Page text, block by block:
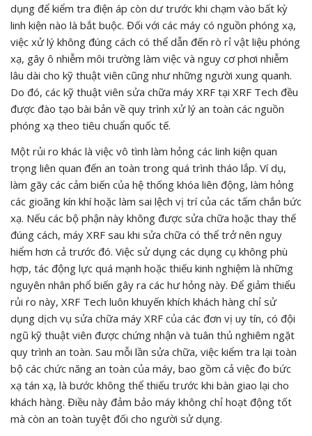
dụng để kiểm tra điện áp còn dư trước khi chạm vào bất kỳ
linh kiện nào là bắt buộc. Đối với các máy có nguồn phóng xạ,
việc xử lý không đúng cách có thể dẫn đến rò rỉ vật liệu phóng
xạ, gây ô nhiễm môi trường làm việc và nguy cơ phơi nhiễm
lâu dài cho kỹ thuật viên cũng như những người xung quanh.
Do đó, các kỹ thuật viên sửa chữa máy XRF tại XRF Tech đều
được đào tạo bài bản về quy trình xử lý an toàn các nguồn
phóng xạ theo tiêu chuẩn quốc tế.
Một rủi ro khác là việc vô tình làm hỏng các linh kiện quan
trọng liên quan đến an toàn trong quá trình tháo lắp. Ví dụ,
làm gãy các cảm biến của hệ thống khóa liên động, làm hỏng
các gioăng kín khí hoặc làm sai lệch vị trí của các tấm chắn bức
xạ. Nếu các bộ phận này không được sửa chữa hoặc thay thế
đúng cách, máy XRF sau khi sửa chữa có thể trở nên nguy
hiểm hơn cả trước đó. Việc sử dụng các dụng cụ không phù
hợp, tác động lực quá mạnh hoặc thiếu kinh nghiệm là những
nguyên nhân phổ biến gây ra các hư hỏng này. Để giảm thiểu
rủi ro này, XRF Tech luôn khuyến khích khách hàng chỉ sử
dụng dịch vụ sửa chữa máy XRF của các đơn vị uy tín, có đội
ngũ kỹ thuật viên được chứng nhận và tuân thủ nghiêm ngặt
quy trình an toàn. Sau mỗi lần sửa chữa, việc kiểm tra lại toàn
bộ các chức năng an toàn của máy, bao gồm cả việc đo bức
xạ tán xạ, là bước không thể thiếu trước khi bàn giao lại cho
khách hàng. Điều này đảm bảo máy không chỉ hoạt động tốt
mà còn an toàn tuyệt đối cho người sử dụng.